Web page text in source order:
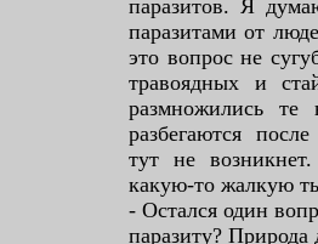
паразитов. Я
паразитами от
это вопрос не
травоядных и
размножились те
разбегаются
тут не
какую-то жалкую
- Остался один
паразиту? Природа